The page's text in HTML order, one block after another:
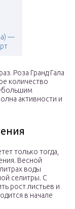
—
Роза Гранд Гала
количество
активности и
только тогда,
Весной
воды
селитры. С
рост листьев и
в начале